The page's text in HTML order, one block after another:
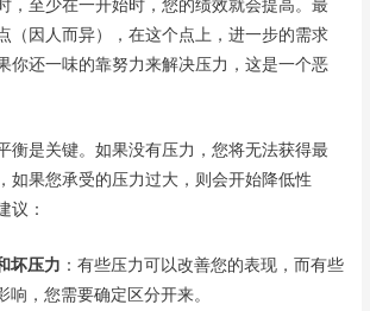
，至少在一开始时，您的绩效就会提高。最
（因人而异），在这个点上，进一步的需求
你还一味的靠努力来解决压力，这是一个恶
衡是关键。如果没有压力，您将无法获得最
如果您承受的压力过大，则会开始降低性
议：
坏压力 ：有些压力可以改善您的表现，而有些
响，您需要确定区分开来。